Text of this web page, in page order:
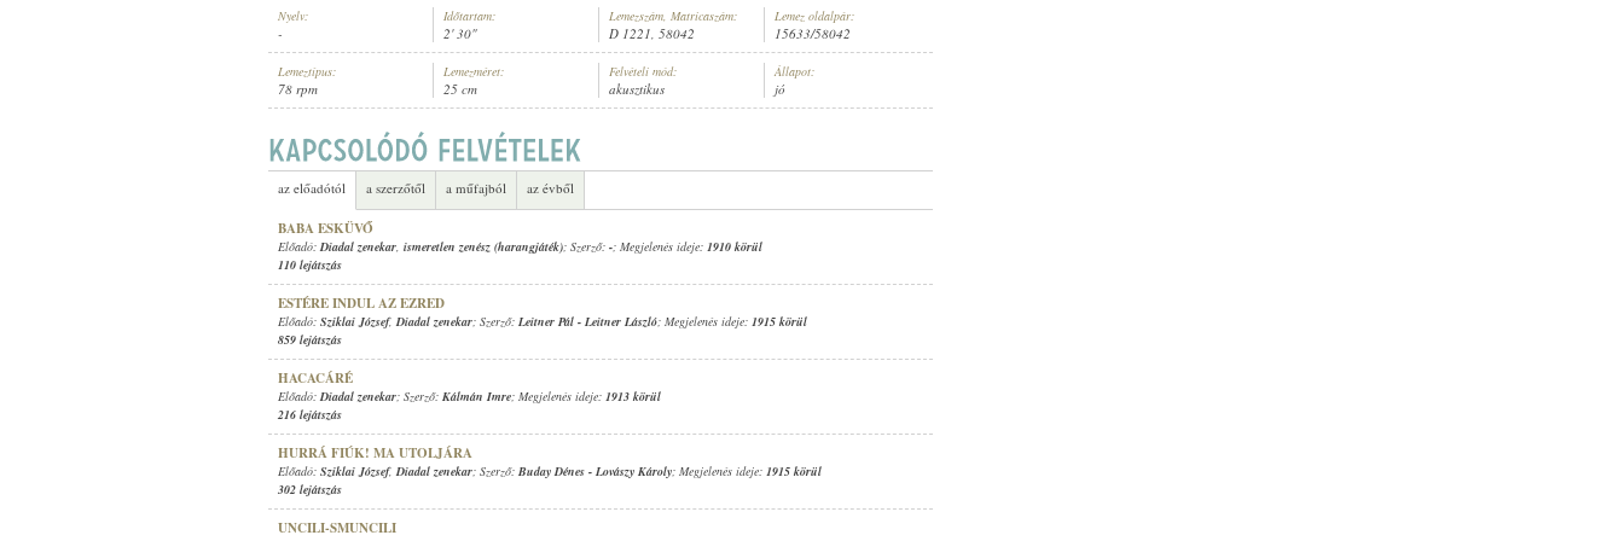
DIADAL ZENEKAR ,ISMERETLEN ZENÉSZ (XILOFON)
Nyelv:
-
Időtartam:
2' 30"
Lemezszám, Matricaszám:
D 1221, 58042
Lemez oldalpár:
15633/58042
Lemeztípus:
78 rpm
Lemezméret:
25 cm
Felvételi mód:
akusztikus
Állapot:
jó
az előadótól a szerzőtől a műfajból az évből
BABA ESKÜVŐ
Előadó:Diadal zenekar, ismeretlen zenész (harangjáték); Szerző: -; Megjelenés ideje: 1910 körül
110 lejátszás
ESTÉRE INDUL AZ EZRED
Előadó: Sziklai József,Diadal zenekar; Szerző: Leitner Pál - Leitner László; Megjelenés ideje: 1915 körül
859 lejátszás
HACACÁRÉ
Előadó:Diadal zenekar; Szerző: Kálmán Imre; Megjelenés ideje: 1913 körül
216 lejátszás
HURRÁ FIÚK! MA UTOLJÁRA
Előadó: Sziklai József,Diadal zenekar; Szerző: Buday Dénes - Lovászy Károly; Megjelenés ideje: 1915 körül
302 lejátszás
UNCILI-SMUNCILI